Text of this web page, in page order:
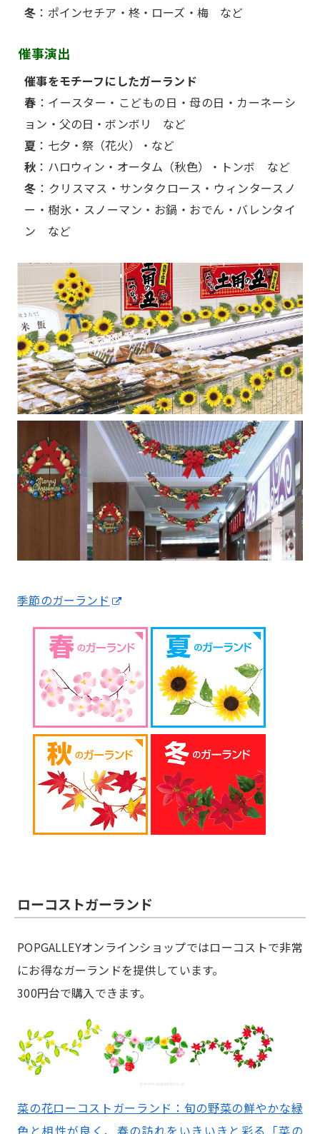
冬 ：ポインセチア・柊・ローズ・梅 など
催事演出
催事をモチーフにしたガーランド
春 ：イースター・こどもの日・母の日・カーネーシ
ョン・父の日・ボンボリ など
夏 ：七夕・祭（花火）・など
秋 ：ハロウィン・オータム（秋色）・トンボ など
冬 ：クリスマス・サンタクロース・ウィンタースノ
ー・樹氷・スノーマン・お鍋・おでん・バレンタイ
ン など
季節のガーランド
ローコストガーランド
POPGALLEYオンラインショップではローコストで非常
にお得なガーランドを提供しています。
300円台で購入できます。
菜の花ローコストガーランド：旬の野菜の鮮やかな緑
色と相性が良く、春の訪れをいきいきと彩る「菜の